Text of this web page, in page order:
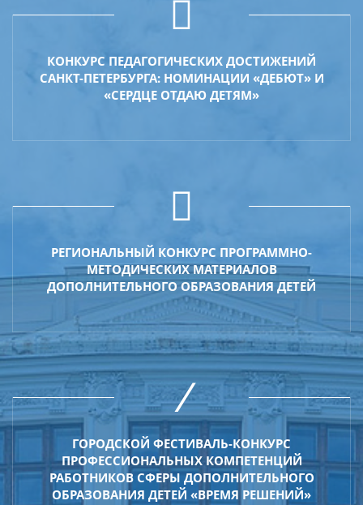
КОНКУРС ПЕДАГОГИЧЕСКИХ ДОСТИЖЕНИЙ
САНКТ-ПЕТЕРБУРГА: НОМИНАЦИИ «ДЕБЮТ» И
«СЕРДЦЕ ОТДАЮ ДЕТЯМ»
РЕГИОНАЛЬНЫЙ КОНКУРС ПРОГРАММНО-
МЕТОДИЧЕСКИХ МАТЕРИАЛОВ
ДОПОЛНИТЕЛЬНОГО ОБРАЗОВАНИЯ ДЕТЕЙ
ГОРОДСКОЙ ФЕСТИВАЛЬ-КОНКУРС
ПРОФЕССИОНАЛЬНЫХ КОМПЕТЕНЦИЙ
РАБОТНИКОВ СФЕРЫ ДОПОЛНИТЕЛЬНОГО
ОБРАЗОВАНИЯ ДЕТЕЙ «ВРЕМЯ РЕШЕНИЙ»